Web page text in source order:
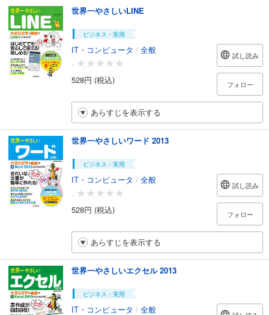
世界一やさしいLINE
ビジネス・実用
IT・コンピュータ / 全般
-
528円 (税込)
試し読み
フォロー
あらすじを表示する
世界一やさしいワード 2013
ビジネス・実用
IT・コンピュータ / 全般
-
528円 (税込)
試し読み
フォロー
あらすじを表示する
世界一やさしいエクセル 2013
ビジネス・実用
IT・コンピュータ / 全般